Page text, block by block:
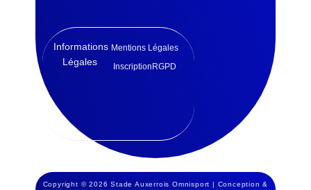
Informations
Légales
Mentions Légales
Inscription RGPD
Copyright © 2026 Stade Auxerrois Omnisport | Conception &